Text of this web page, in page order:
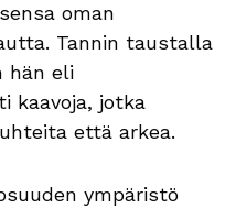
oman
Tannin taustalla
hän eli
kaavoja, jotka
että arkea.
ympäristö